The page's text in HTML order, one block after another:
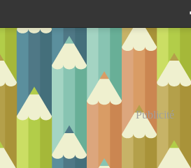
Publicité